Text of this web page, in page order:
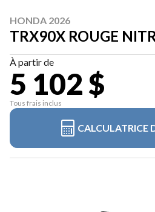
HONDA 2026
TRX90X ROUGE
À partir de
5 102 $
Tous frais inclus
CALCULATRICE